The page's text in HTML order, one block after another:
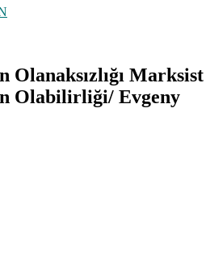
Olanaksızlığı Marksist
Olabilirliği/ Evgeny